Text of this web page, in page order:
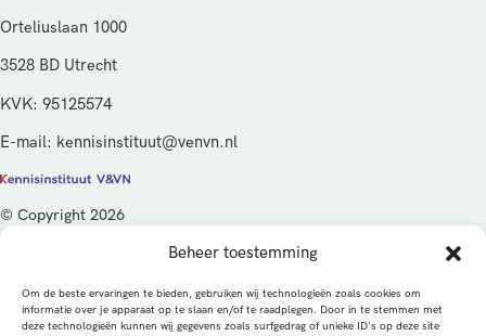
Beheer toestemming
Om de beste ervaringen te bieden, gebruiken wij technologieën zoals cookies om
informatie over je apparaat op te slaan en/of te raadplegen. Door in te stemmen met
deze technologieën kunnen wij gegevens zoals surfgedrag of unieke ID's op deze site
Orteliuslaan 1000
3528 BD Utrecht
KVK: 95125574
E-mail: kennisinstituut@venvn.nl
© Copyright 2026
De activiteiten van het Kennisinstituut V&VN worden gefinancierd
vanuit de kwaliteitsgelden van het ministerie van Volksgezondheid,
Welzijn en Sport (VWS), beheerd door ZonMw.